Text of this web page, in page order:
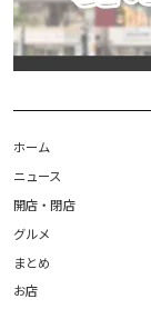
ホーム
ニュース
開店・閉店
グルメ
まとめ
お店